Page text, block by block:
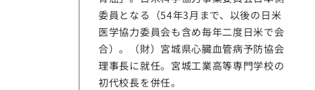
委員となる（54年3月まで、以後の日米
医学協力委員会も含め毎年二度日米で会
合）。（財）宮城県心臓血管病予防協会
理事長に就任。宮城工業高等専門学校の
初代校長を併任。